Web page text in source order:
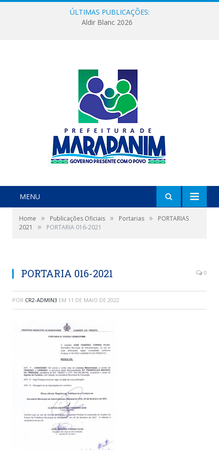
ÚLTIMAS PUBLICAÇÕES:
Aldir Blanc 2026
MENU
Home » Publicações Oficiais » Portarias »
PORTARIAS
2021
» PORTARIA 016-2021
PORTARIA 016-2021 0
POR CR2-ADMIN3 EM 11 DE MAIO DE 2022